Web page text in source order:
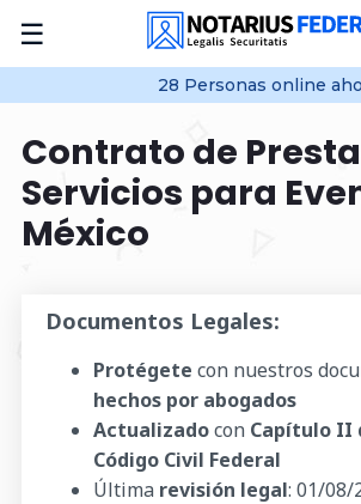
☰
28 Personas online
Contrato de
Servicios para
México
Documentos Legales:
Protégete con nuestros
hechos por abogados
Actualizadocon Capítulo II
Código Civil Federal
Última revisión legal: 01/08/